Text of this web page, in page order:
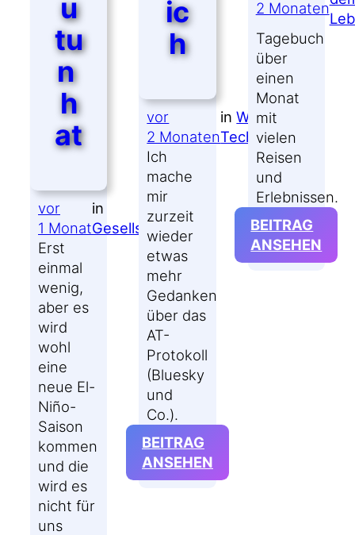
u
tu
n
h
at
vor
1 Monat
in
Gesellschaft
Erst
einmal
wenig,
aber es
wird
wohl
eine
neue El-
Niño-
Saison
kommen
und die
wird es
nicht für
uns
ic
h
vor
2 Monaten
inWe ♥
Technology
Ich
mache
mir
zurzeit
wieder
etwas
mehr
Gedanken
über das
AT-
Protokoll
(Bluesky
und
Co.).
BEITRAG
ANSEHEN
DAS
2 Monaten
Tagebuch
über
einen
Monat
mit
vielen
Reisen
und
Erlebnissen.
BEITRAG
ANSEHEN
MAI